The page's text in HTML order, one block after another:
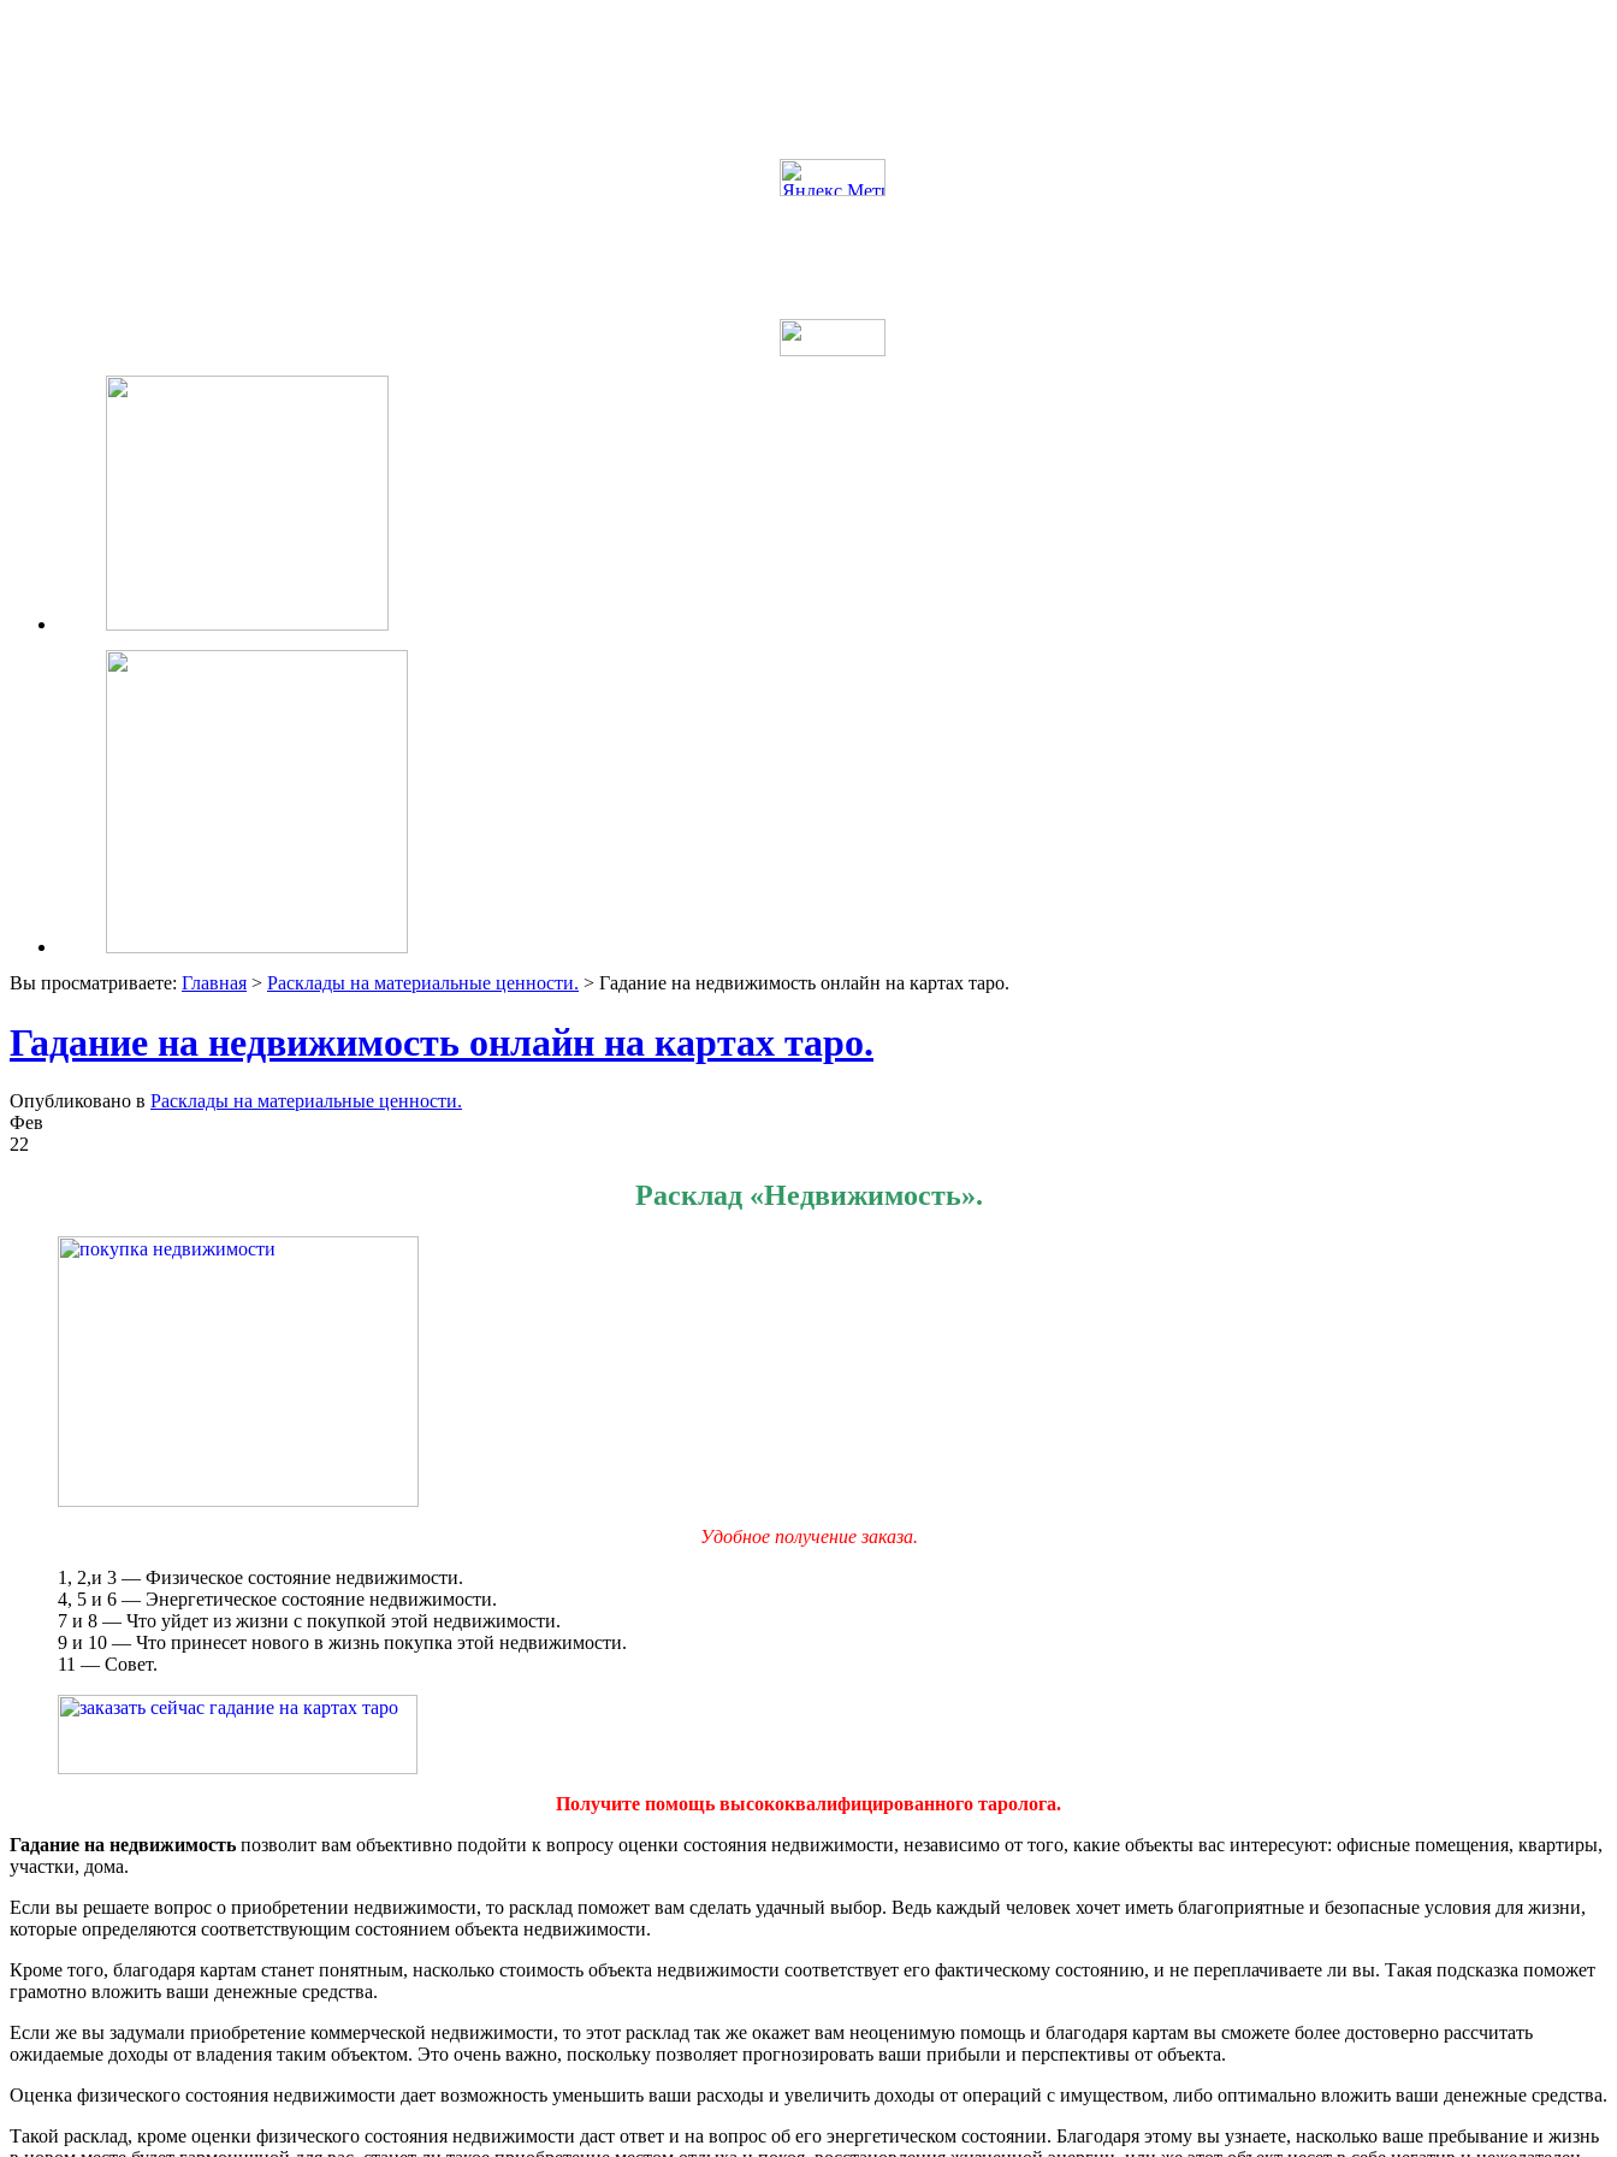
Вы просматриваете: Главная > Расклады на материальные ценности. > Гадание на недвижимость онлайн на картах таро.
Гадание на недвижимость онлайн на картах таро.
Опубликовано в Расклады на материальные ценности.
Фев
22
Расклад «Недвижимость».
Удобное получение заказа.
1, 2,и 3 — Физическое состояние недвижимости.
4, 5 и 6 — Энергетическое состояние недвижимости.
7 и 8 — Что уйдет из жизни с покупкой этой недвижимости.
9 и 10 — Что принесет нового в жизнь покупка этой недвижимости.
11 — Совет.
Получите помощь высококвалифицированного таролога.
Гадание на недвижимость позволит вам объективно подойти к вопросу оценки состояния недвижимости, независимо от того, какие объекты вас интересуют: офисные помещения, квартиры,
участки, дома.
Если вы решаете вопрос о приобретении недвижимости, то расклад поможет вам сделать удачный выбор. Ведь каждый человек хочет иметь благоприятные и безопасные условия для жизни,
которые определяются соответствующим состоянием объекта недвижимости.
Кроме того, благодаря картам станет понятным, насколько стоимость объекта недвижимости соответствует его фактическому состоянию, и не переплачиваете ли вы. Такая подсказка поможет
грамотно вложить ваши денежные средства.
Если же вы задумали приобретение коммерческой недвижимости, то этот расклад так же окажет вам неоценимую помощь и благодаря картам вы сможете более достоверно рассчитать
ожидаемые доходы от владения таким объектом. Это очень важно, поскольку позволяет прогнозировать ваши прибыли и перспективы от объекта.
Оценка физического состояния недвижимости дает возможность уменьшить ваши расходы и увеличить доходы от операций с имуществом, либо оптимально вложить ваши денежные средства.
Такой расклад, кроме оценки физического состояния недвижимости даст ответ и на вопрос об его энергетическом состоянии. Благодаря этому вы узнаете, насколько ваше пребывание и жизнь